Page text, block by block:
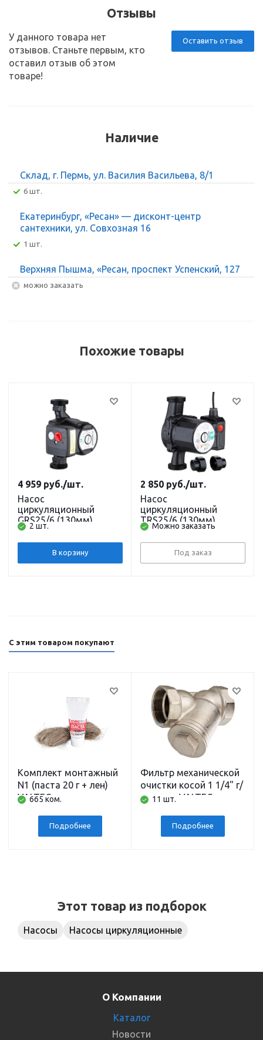
Отзывы
Оставить отзыв
У данного товара нет
отзывов. Станьте первым, кто
оставил отзыв об этом
товаре!
Наличие
Склад, г. Пермь, ул. Василия Васильева, 8/1
6 шт.
Екатеринбург, «Ресан» — дисконт-центр
сантехники, ул. Совхозная 16
1 шт.
Верхняя Пышма, «Ресан, проспект Успенский, 127
Можно заказать
Похожие товары
Насос
циркуляционный
GRS25/6 (130мм)
(обмотка медь) с
гайками и кабелем
PUMPMAN
2 шт.
4 959 руб./шт.
В корзину
Насос
циркуляционный
TRS25/6 (130мм)
(обмотка сплав) с
гайками и кабелем
PUMPMAN
Можно заказать
2 850 руб./шт.
Под заказ
С этим товаром покупают
Комплект монтажный
N1 (паста 20 г + лен)
VALTEC
665 ком.
Подробнее
Фильтр механической
очистки косой 1 1/4" г/
г никель VALTEC
11 шт.
Подробнее
Этот товар из подборок
Насосы Насосы циркуляционные
О Компании
Каталог
Новости